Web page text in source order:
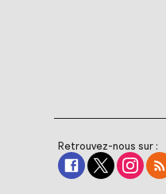
Retrouvez-nous sur :